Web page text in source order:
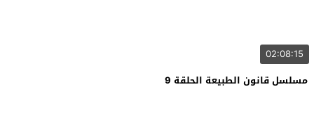
02:08:15
مسلسل قانون الطبيعة الحلقة 9